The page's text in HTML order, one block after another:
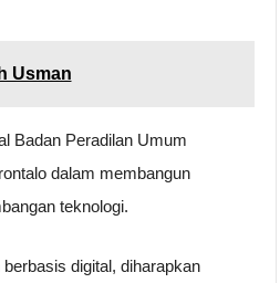
Usman
Badan Peradilan Umum
dalam membangun
teknologi.
digital, diharapkan